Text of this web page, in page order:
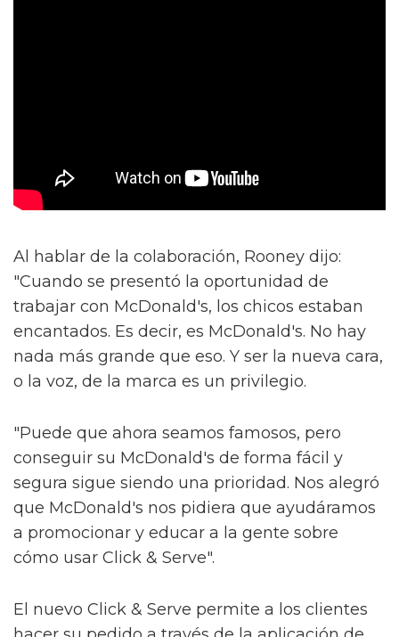
Al hablar de la colaboración, Rooney dijo:
"Cuando se presentó la oportunidad de
trabajar con McDonald's, los chicos estaban
encantados. Es decir, es McDonald's. No hay
nada más grande que eso. Y ser la nueva cara,
o la voz, de la marca es un privilegio.
"Puede que ahora seamos famosos, pero
conseguir su McDonald's de forma fácil y
segura sigue siendo una prioridad. Nos alegró
que McDonald's nos pidiera que ayudáramos
a promocionar y educar a la gente sobre
cómo usar Click & Serve".
El nuevo Click & Serve permite a los clientes